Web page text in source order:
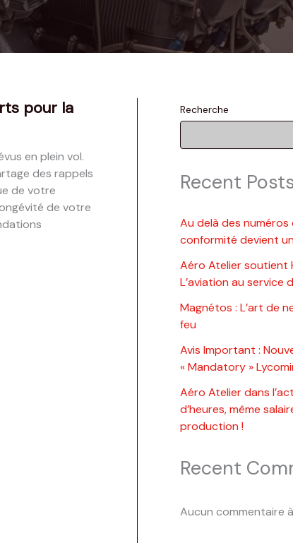
pour la
en plein vol.
des rappels
de votre
de votre
Recherche
Recent
Au delà des numéros
conformité devient
Aéro Atelier soutient
L’aviation au service
Magnétos : L’art de
feu
Avis Important :
« Mandatory »
Aéro Atelier dans
d’heures, même
production !
Recent
Aucun commentaire